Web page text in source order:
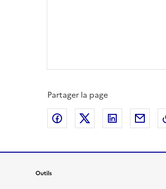
Partager la page
Partager sur Facebook
Partager sur X
Partager
Outils